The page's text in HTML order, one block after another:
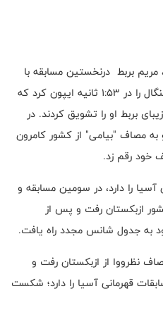
وزن 70- کیلوگرم، مریم بربط درنخستین مسابقه با
نمایشی جذاب و دیدنی نماینده سنگال را در 1:53 ثانیه ایپون کرد که
بربط او را تشویق کردند. در
به مصاف "بیامی" از کشور کامرون
خود رقم زد.
آسیا را دارد، در سومین مسابقه و
ازبکستان رفت و پس از
به جدول شانس مجدد راه یافت.
نظرووا از ازبکستان رفت و
قهرمانی آسیا را دارد؛ شکست